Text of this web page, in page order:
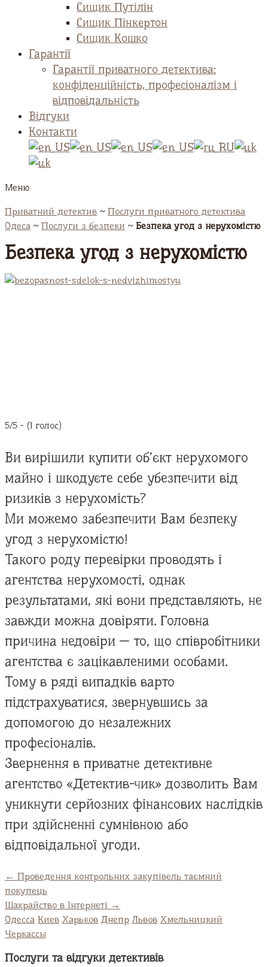
Сищик Путілін
Сищик Пінкертон
Сищик Кошко
Гарантії
Гарантії приватного детектива:
конфіденційність, професіоналізм і
відповідальність
Відгуки
Контакти
Меню
Приватний детектив ~ Послуги приватного детектива
Одеса ~ Послуги з безпеки ~ Безпека угод з нерухомістю
Безпека угод з нерухомістю
5/5 - (1 голос)
Ви вирішили купити об’єкт нерухомого
майно і шкодуєте себе убезпечити від
ризиків з нерухомість?
Ми можемо забезпечити Вам безпеку
угод з нерухомістю!
Такого роду перевірки проводять і
агентства нерухомості, однак
результатами, які вони представляють, не
завжди можна довіряти. Головна
причина недовіри — то, що співробітники
агентства є зацікавленими особами.
Тому в ряді випадків варто
підстрахуватися, звернувшись за
допомогою до незалежних
професіоналів.
Звернення в приватне детективне
агентство «Детектив-чик» дозволить Вам
уникнути серйозних фінансових наслідків
при здійсненні сумнівною або
відповідальної угоди.
← Проведення контрольних закупівель таємний
покупець
Шахрайство в Інтернеті →
Одесса Киев Харьков Днепр Львов Хмельницкий
Черкассы
Послуги та відгуки детективів